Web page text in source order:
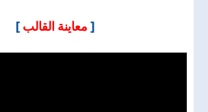
[ معاينة القالب]